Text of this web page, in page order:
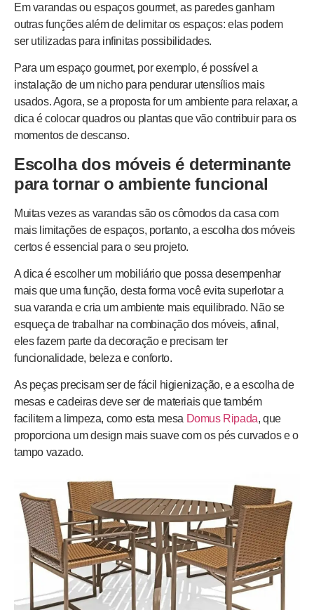
Em varandas ou espaços gourmet, as paredes ganham
outras funções além de delimitar os espaços: elas podem
ser utilizadas para infinitas possibilidades.
Para um espaço gourmet, por exemplo, é possível a
instalação de um nicho para pendurar utensílios mais
usados. Agora, se a proposta for um ambiente para relaxar, a
dica é colocar quadros ou plantas que vão contribuir para os
momentos de descanso.
Escolha dos móveis é determinante
para tornar o ambiente funcional
Muitas vezes as varandas são os cômodos da casa com
mais limitações de espaços, portanto, a escolha dos móveis
certos é essencial para o seu projeto.
A dica é escolher um mobiliário que possa desempenhar
mais que uma função, desta forma você evita superlotar a
sua varanda e cria um ambiente mais equilibrado. Não se
esqueça de trabalhar na combinação dos móveis, afinal,
eles fazem parte da decoração e precisam ter
funcionalidade, beleza e conforto.
As peças precisam ser de fácil higienização, e a escolha de
mesas e cadeiras deve ser de materiais que também
facilitem a limpeza, como esta mesa Domus Ripada, que
proporciona um design mais suave com os pés curvados e o
tampo vazado.